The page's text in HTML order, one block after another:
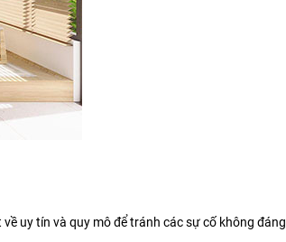
uy tín và quy mô để tránh các sự cố không đáng